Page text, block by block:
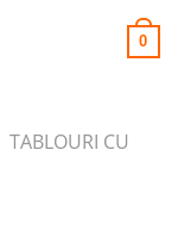
0
TABLOURI CU